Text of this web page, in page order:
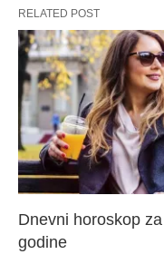
RELATED POST
Dnevni horoskop
godine